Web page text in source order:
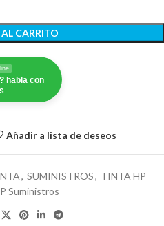
CARRITO
habla con
Añadir a lista de deseos
, SUMINISTROS, TINTA HP
Suministros